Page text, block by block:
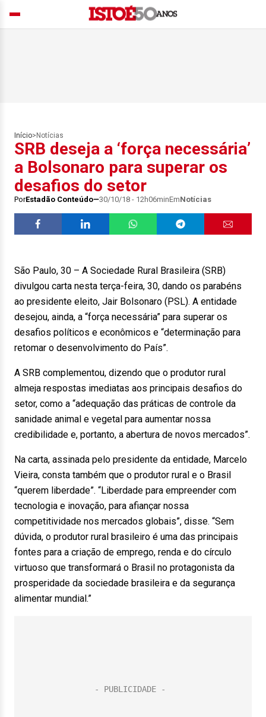
Início> Notícias
SRB deseja a ‘força necessária’
a Bolsonaro para superar os
desafios do setor
PorEstadão Conteúdo 30/10/18 - 12h06minEmNotícias
São Paulo, 30 – A Sociedade Rural Brasileira (SRB)
divulgou carta nesta terça-feira, 30, dando os parabéns
ao presidente eleito, Jair Bolsonaro (PSL). A entidade
desejou, ainda, a “força necessária” para superar os
desafios políticos e econômicos e “determinação para
retomar o desenvolvimento do País”.
A SRB complementou, dizendo que o produtor rural
almeja respostas imediatas aos principais desafios do
setor, como a “adequação das práticas de controle da
sanidade animal e vegetal para aumentar nossa
credibilidade e, portanto, a abertura de novos mercados”.
Na carta, assinada pelo presidente da entidade, Marcelo
Vieira, consta também que o produtor rural e o Brasil
“querem liberdade”. “Liberdade para empreender com
tecnologia e inovação, para afiançar nossa
competitividade nos mercados globais”, disse. “Sem
dúvida, o produtor rural brasileiro é uma das principais
fontes para a criação de emprego, renda e do círculo
virtuoso que transformará o Brasil no protagonista da
prosperidade da sociedade brasileira e da segurança
alimentar mundial.”